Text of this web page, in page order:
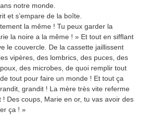
notre monde.
et s’empare de la boîte.
la même ! Tu peux garder la
la noire a la même ! » Et tout en sifflant
le couvercle. De la cassette jaillissent
vipères, des lombrics, des puces, des
des microbes, de quoi remplir tout
tout pour faire un monde ! Et tout ça
grandit ! La mère très vite referme
! Des coups, Marie en or, tu vas avoir des
ça ! »